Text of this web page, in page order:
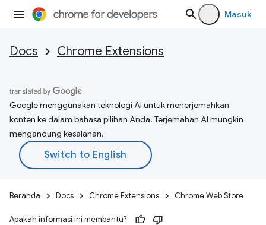
Masuk
Docs Chrome Extensions
Google menggunakan teknologi AI untuk menerjemahkan
konten ke dalam bahasa pilihan Anda. Terjemahan AI mungkin
mengandung kesalahan.
Beranda Docs Chrome Extensions Chrome Web Store
Apakah informasi ini membantu?